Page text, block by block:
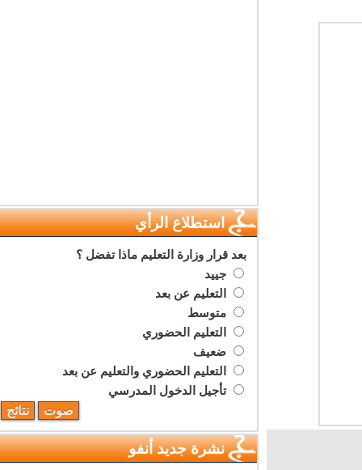
استطلاع الرأي
بعد قرار وزارة التعليم ماذا تفضل ؟
جييد
التعليم عن بعد
متوسط
التعليم الحضوري
ضعيف
التعليم الحضوري والتعليم عن بعد
تأجيل الدخول المدرسي
نشرة جديد أنفو